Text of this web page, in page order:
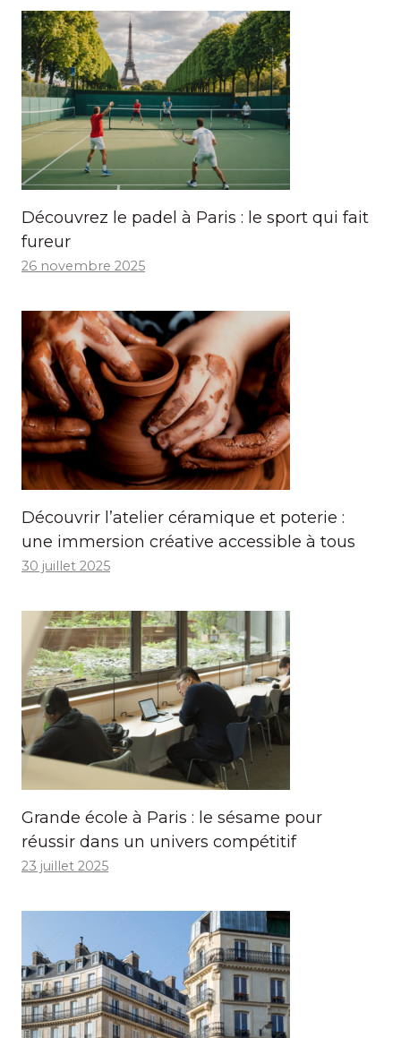
Découvrez le padel à Paris : le sport qui fait
fureur
26 novembre 2025
Découvrir l’atelier céramique et poterie :
une immersion créative accessible à tous
30 juillet 2025
Grande école à Paris : le sésame pour
réussir dans un univers compétitif
23 juillet 2025